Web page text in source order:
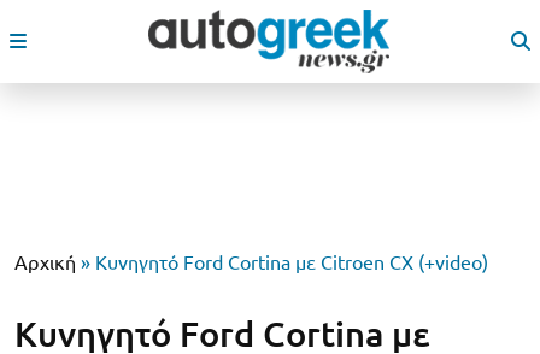
Αρχική » Κυνηγητό Ford Cortina με Citroen CX (+video)
Κυνηγητό Ford Cortina με